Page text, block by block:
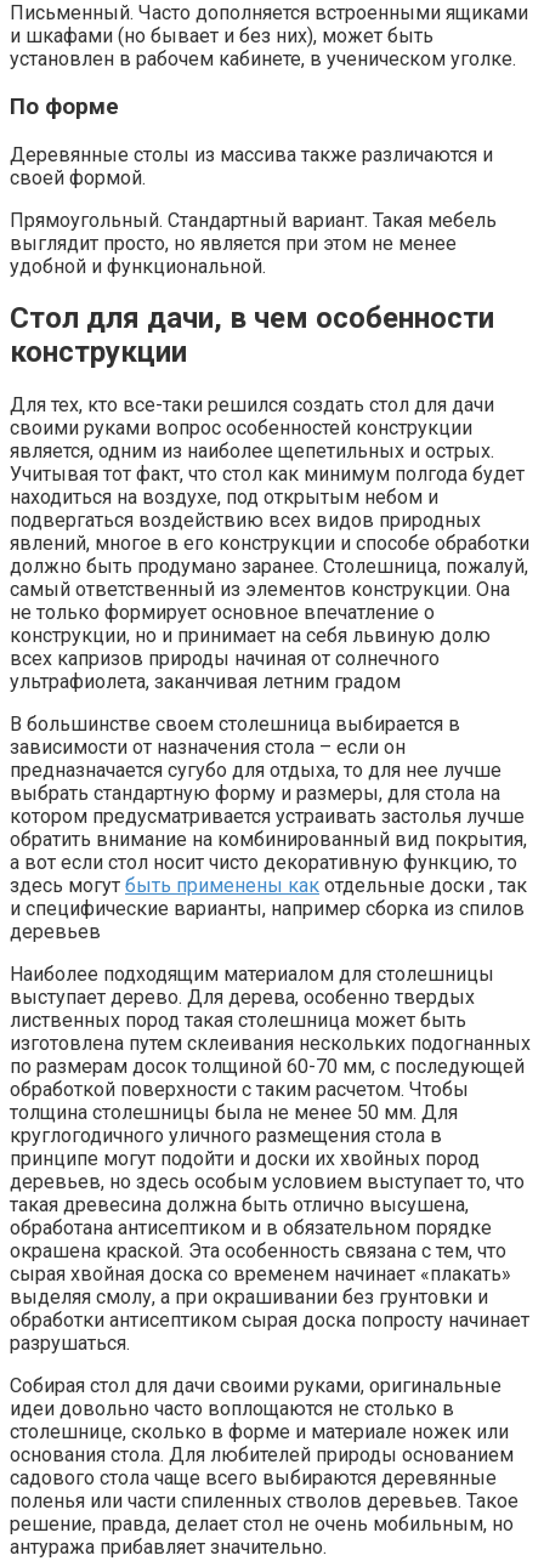
Письменный. Часто дополняется встроенными ящиками
и шкафами (но бывает и без них), может быть
установлен в рабочем кабинете, в ученическом уголке.
По форме
Деревянные столы из массива также различаются и
своей формой.
Прямоугольный. Стандартный вариант. Такая мебель
выглядит просто, но является при этом не менее
удобной и функциональной.
Стол для дачи, в чем особенности
конструкции
Для тех, кто все-таки решился создать стол для дачи
своими руками вопрос особенностей конструкции
является, одним из наиболее щепетильных и острых.
Учитывая тот факт, что стол как минимум полгода будет
находиться на воздухе, под открытым небом и
подвергаться воздействию всех видов природных
явлений, многое в его конструкции и способе обработки
должно быть продумано заранее. Столешница, пожалуй,
самый ответственный из элементов конструкции. Она
не только формирует основное впечатление о
конструкции, но и принимает на себя львиную долю
всех капризов природы начиная от солнечного
ультрафиолета, заканчивая летним градом
В большинстве своем столешница выбирается в
зависимости от назначения стола – если он
предназначается сугубо для отдыха, то для нее лучше
выбрать стандартную форму и размеры, для стола на
котором предусматривается устраивать застолья лучше
обратить внимание на комбинированный вид покрытия,
а вот если стол носит чисто декоративную функцию, то
здесь могут быть применены как отдельные доски , так
и специфические варианты, например сборка из спилов
деревьев
Наиболее подходящим материалом для столешницы
выступает дерево. Для дерева, особенно твердых
лиственных пород такая столешница может быть
изготовлена путем склеивания нескольких подогнанных
по размерам досок толщиной 60-70 мм, с последующей
обработкой поверхности с таким расчетом. Чтобы
толщина столешницы была не менее 50 мм. Для
круглогодичного уличного размещения стола в
принципе могут подойти и доски их хвойных пород
деревьев, но здесь особым условием выступает то, что
такая древесина должна быть отлично высушена,
обработана антисептиком и в обязательном порядке
окрашена краской. Эта особенность связана с тем, что
сырая хвойная доска со временем начинает «плакать»
выделяя смолу, а при окрашивании без грунтовки и
обработки антисептиком сырая доска попросту начинает
разрушаться.
Собирая стол для дачи своими руками, оригинальные
идеи довольно часто воплощаются не столько в
столешнице, сколько в форме и материале ножек или
основания стола. Для любителей природы основанием
садового стола чаще всего выбираются деревянные
поленья или части спиленных стволов деревьев. Такое
решение, правда, делает стол не очень мобильным, но
антуража прибавляет значительно.